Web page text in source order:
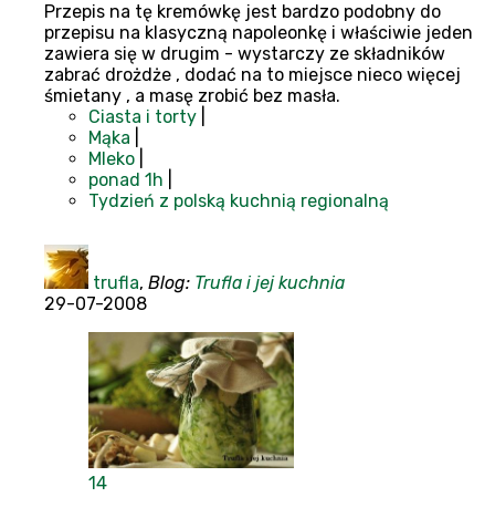
Przepis na tę kremówkę jest bardzo podobny do
przepisu na klasyczną napoleonkę i właściwie jeden
zawiera się w drugim - wystarczy ze składników
zabrać drożdże , dodać na to miejsce nieco więcej
śmietany , a masę zrobić bez masła.
Ciasta i torty
Mąka
Mleko
ponad 1h
Tydzień z polską kuchnią regionalną
trufla, Blog: Trufla i jej kuchnia
29-07-2008
14